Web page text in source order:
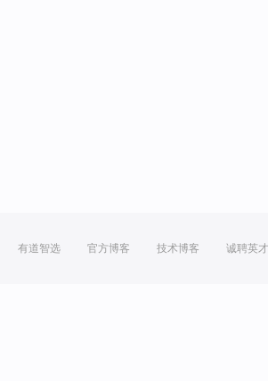
有道智选 官方博客 技术博客 诚聘英才